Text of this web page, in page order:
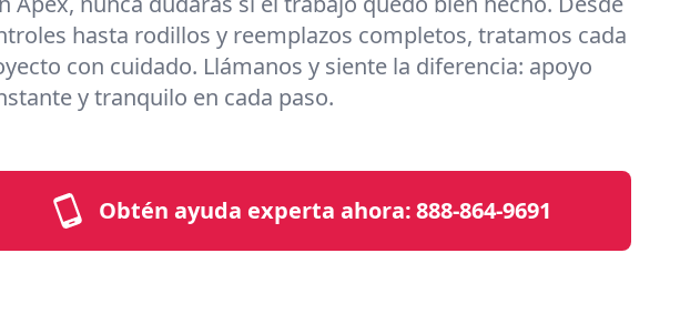
hasta rodillos y reemplazos completos, tratamos cada
con cuidado. Llámanos y siente la diferencia: apoyo
y tranquilo en cada paso.
Obtén ayuda experta ahora:888-864-9691